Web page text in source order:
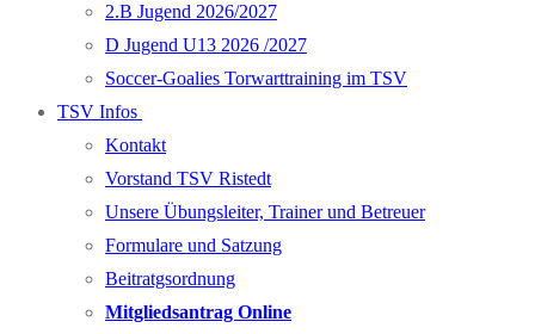
2.B Jugend 2026/2027
D Jugend U13 2026 /2027
Soccer-Goalies Torwarttraining im TSV
TSV Infos
Kontakt
Vorstand TSV Ristedt
Unsere Übungsleiter, Trainer und Betreuer
Formulare und Satzung
Beitratgsordnung
Mitgliedsantrag Online